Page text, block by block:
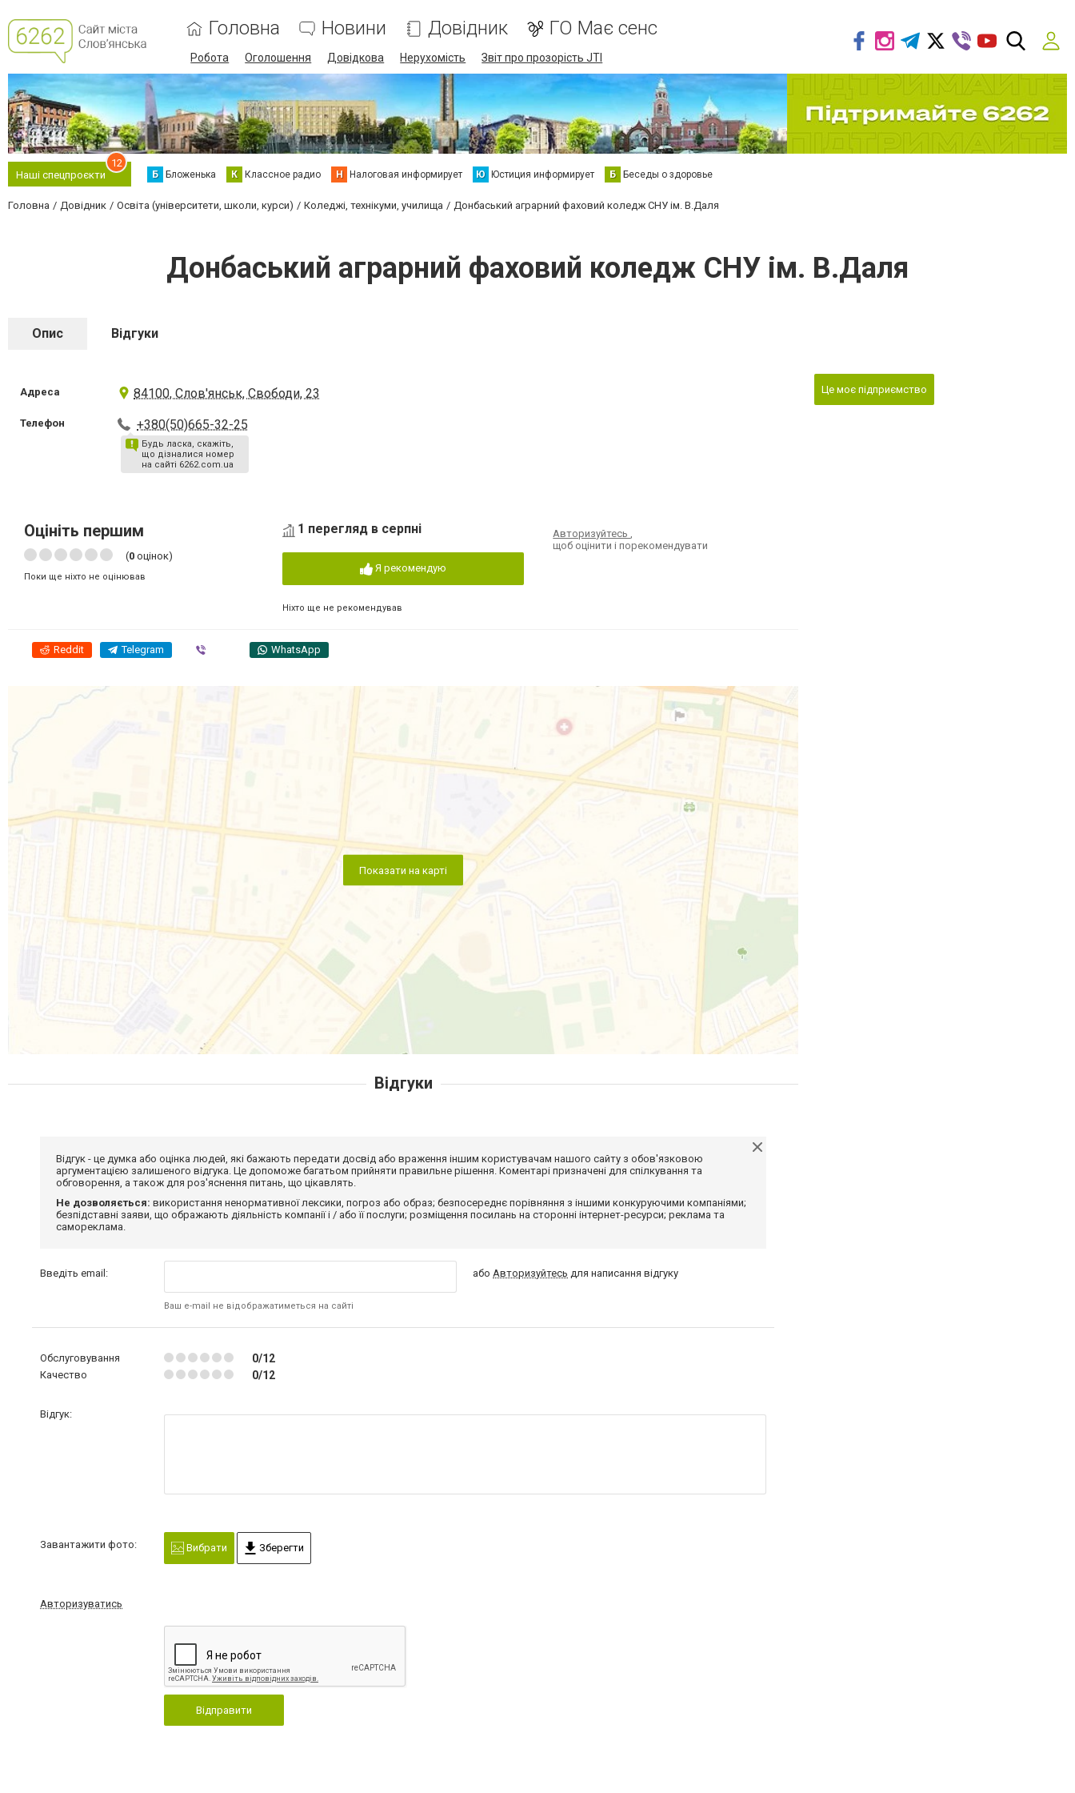
Головна Новини Довідник ГО Має сенс
Робота Оголошення Довідкова Нерухомість Звіт про прозорість JTI
Наші спецпроєкти
12
Б Бложенька К Классное радио Н Налоговая информирует Ю Юстиция информирует Б Беседы о здоровье
Головна Довідник Освіта (університети, школи, курси) Коледжі, технікуми, училища Донбаський аграрний фаховий коледж СНУ ім. В.Даля
Донбаський аграрний фаховий коледж СНУ ім. В.Даля
Опис Відгуки
Адреса 84100, Слов'янськ, Свободи, 23
Телефон +380(50)665-32-25
Будь ласка, скажіть,
що дізналися номер
на сайті 6262.com.ua
Оцініть першим
(0 оцінок)
Поки ще ніхто не оцінював
1 перегляд в серпні
Я рекомендую
Ніхто ще не рекомендував
Авторизуйтесь,
щоб оцінити і порекомендувати
Reddit Telegram WhatsApp
Показати на карті
Це моє підприємство
Відгуки
Відгук - це думка або оцінка людей, які бажають передати досвід або враження іншим користувачам нашого сайту з обов'язковою
аргументацією залишеного відгука. Це допоможе багатьом прийняти правильне рішення. Коментарі призначені для спілкування та
обговорення, а також для роз'яснення питань, що цікавлять.
Не дозволяється: використання ненормативної лексики, погроз або образ; безпосереднє порівняння з іншими конкуруючими компаніями;
безпідставні заяви, що ображають діяльність компанії і / або її послуги; розміщення посилань на сторонні інтернет-ресурси; реклама та
самореклама.
Введіть email:
Ваш e-mail не відображатиметься на сайті
або Авторизуйтесь для написання відгуку
Обслуговування 0/12
Качество 0/12
Відгук:
Завантажити фото: Вибрати Зберегти
Авторизуватись
Відправити